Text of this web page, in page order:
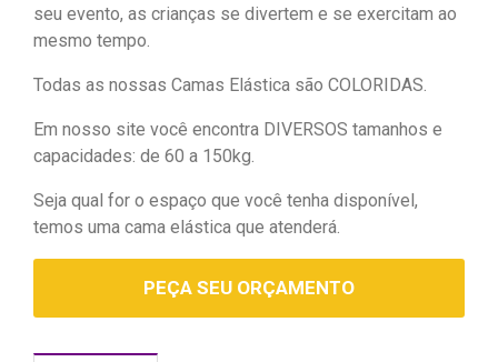
seu evento, as crianças se divertem e se exercitam ao
mesmo tempo.
Todas as nossas Camas Elástica são COLORIDAS.
Em nosso site você encontra DIVERSOS tamanhos e
capacidades: de 60 a 150kg.
Seja qual for o espaço que você tenha disponível,
temos uma cama elástica que atenderá.
PEÇA SEU ORÇAMENTO